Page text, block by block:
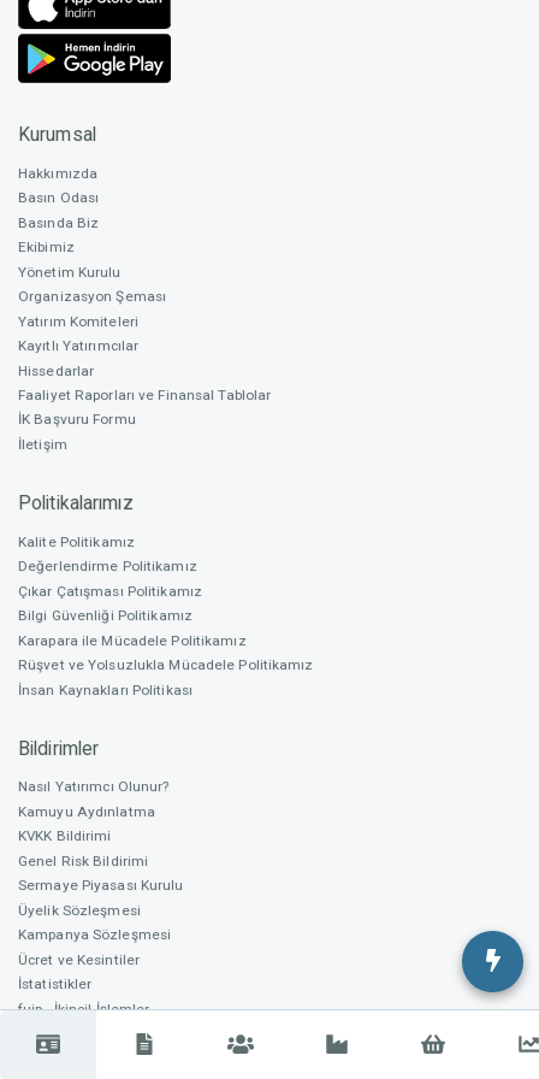
Kurucu Ortak - İşletme & Pazarlama Direktörü / Franchise
Kurucu Ortak - Mekanik AR-GE & Üretim, Araç Tasarımı ve
Elektrik – Elektronik Mühendisi / Gömülü Yazılım
Dijital ve Grafik Tasarımcı / Endüstriyel Tasarımcı
Basın ve Medya Planlama Uzmanı / Sosyal Medya
₺ 33.531.069
Pay Arz Oranı
Ortalama Yatırım
₺ 7.627
En Yüksek Yatırım
₺ 500.000
Nitelikli Yatırımcı
680
% 43,93
23.08.2023
22.09.2023
Fonlama süresi sona ermiştir. Fonlama başarılı olarak
Kurumsal
Hakkımızda
Basın Odası
Basında Biz
Ekibimiz
Yönetim Kurulu
Organizasyon Şeması
Yatırım Komiteleri
Kayıtlı Yatırımcılar
Hissedarlar
Faaliyet Raporları ve Finansal Tablolar
İK Başvuru Formu
İletişim
Politikalarımız
Kalite Politikamız
Değerlendirme Politikamız
Çıkar Çatışması Politikamız
Bilgi Güvenliği Politikamız
Karapara ile Mücadele Politikamız
Rüşvet ve Yolsuzlukla Mücadele Politikamız
İnsan Kaynakları Politikası
Bildirimler
Nasıl Yatırımcı Olunur?
Kamuyu Aydınlatma
KVKK Bildirimi
Genel Risk Bildirimi
Sermaye Piyasası Kurulu
Üyelik Sözleşmesi
Kampanya Sözleşmesi
Ücret ve Kesintiler
İstatistikler
fuip - İkincil İşlemler